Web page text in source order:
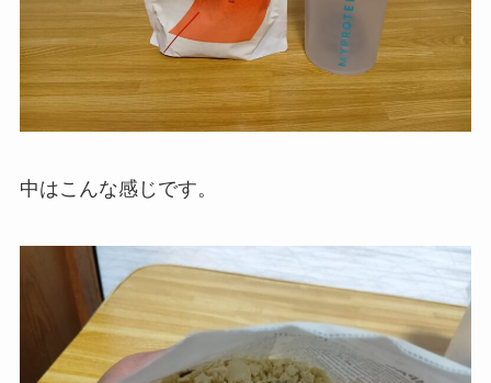
中はこんな感じです。